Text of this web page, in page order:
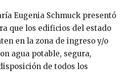
Eugenia Schmuck presentó
que los edificios del estado
en la zona de ingreso y/o
agua potable, segura,
de todos los